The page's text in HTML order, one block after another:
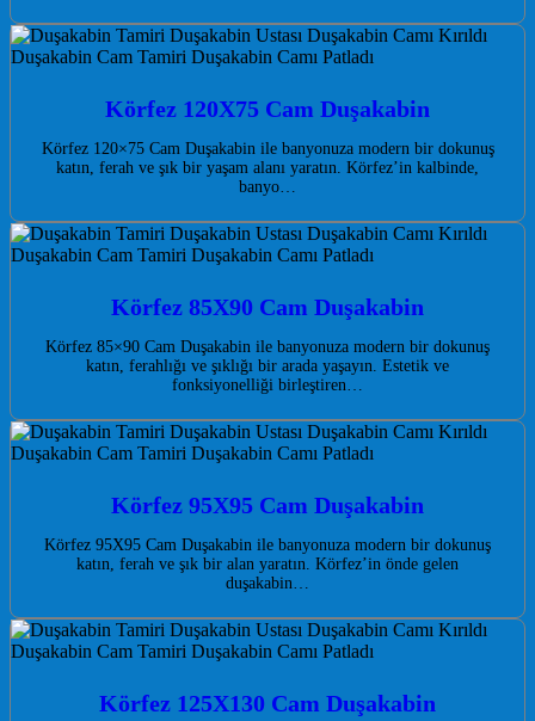
Körfez 120X75 Cam Duşakabin
Körfez 120×75 Cam Duşakabin ile banyonuza modern bir dokunuş
katın, ferah ve şık bir yaşam alanı yaratın. Körfez’in kalbinde,
banyo…
Körfez 85X90 Cam Duşakabin
Körfez 85×90 Cam Duşakabin ile banyonuza modern bir dokunuş
katın, ferahlığı ve şıklığı bir arada yaşayın. Estetik ve
fonksiyonelliği birleştiren…
Körfez 95X95 Cam Duşakabin
Körfez 95X95 Cam Duşakabin ile banyonuza modern bir dokunuş
katın, ferah ve şık bir alan yaratın. Körfez’in önde gelen
duşakabin…
Körfez 125X130 Cam Duşakabin